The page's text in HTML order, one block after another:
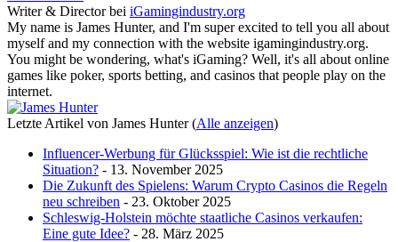
Writer & Directorbei iGamingindustry.org
My name is James Hunter, and I'm super excited to tell you all about
myself and my connection with the website igamingindustry.org.
You might be wondering, what's iGaming? Well, it's all about online
games like poker, sports betting, and casinos that people play on the
internet.
Letzte Artikel von James Hunter(Alle anzeigen)
Influencer-Werbung für Glücksspiel: Wie ist die rechtliche
Situation? - 13. November 2025
Die Zukunft des Spielens: Warum Crypto Casinos die Regeln
neu schreiben - 23. Oktober 2025
Schleswig-Holstein möchte staatliche Casinos verkaufen:
Eine gute Idee? - 28. März 2025